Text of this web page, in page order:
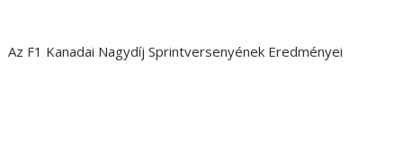
Az F1 Kanadai Nagydíj Sprintversenyének Eredményei